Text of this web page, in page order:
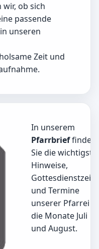
ob sich
passende
unseren
Zeit und
In unserem
Pfarrbrieffinden
Sie die
Hinweise,
und Termine
unserer Pfarrei
die Monate Juli
und August.